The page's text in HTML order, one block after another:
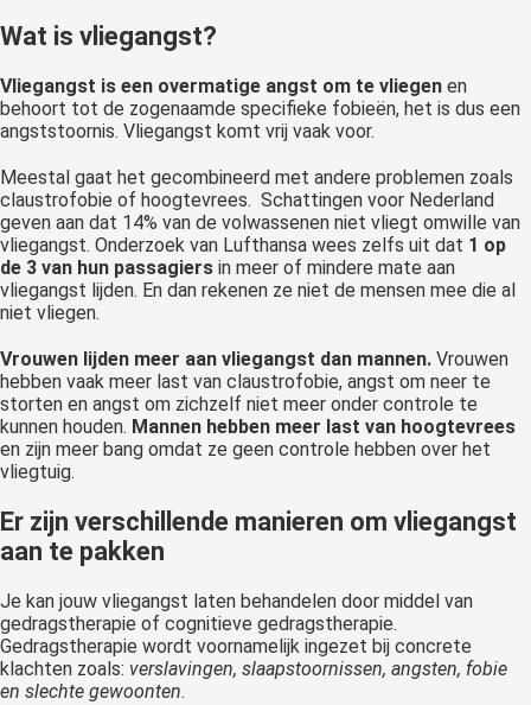
Wat is vliegangst?
Vliegangst is een overmatige angst om te vliegen en
behoort tot de zogenaamde specifieke fobieën, het is dus een
angststoornis. Vliegangst komt vrij vaak voor.
Meestal gaat het gecombineerd met andere problemen zoals
claustrofobie of hoogtevrees. Schattingen voor Nederland
geven aan dat 14% van de volwassenen niet vliegt omwille van
vliegangst. Onderzoek van Lufthansa wees zelfs uit dat 1 op
de 3 van hun passagiers in meer of mindere mate aan
vliegangst lijden. En dan rekenen ze niet de mensen mee die al
niet vliegen.
Vrouwen lijden meer aan vliegangst dan mannen. Vrouwen
hebben vaak meer last van claustrofobie, angst om neer te
storten en angst om zichzelf niet meer onder controle te
kunnen houden. Mannen hebben meer last van hoogtevrees
en zijn meer bang omdat ze geen controle hebben over het
vliegtuig.
Er zijn verschillende manieren om vliegangst
aan te pakken
Je kan jouw vliegangst laten behandelen door middel van
gedragstherapie of cognitieve gedragstherapie.
Gedragstherapie wordt voornamelijk ingezet bij concrete
klachten zoals: verslavingen, slaapstoornissen, angsten, fobie
en slechte gewoonten.